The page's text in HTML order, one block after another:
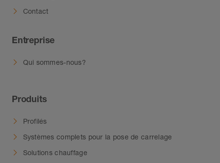
Contact
Entreprise
Qui sommes-nous?
Produits
Profilés
Systèmes complets pour la pose de carrelage
Solutions chauffage